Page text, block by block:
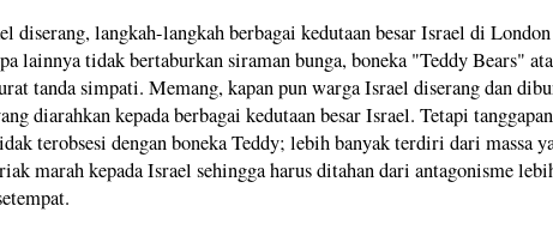
diserang, langkah-langkah berbagai kedutaan besar Israel di
lainnya tidak bertaburkan siraman bunga, boneka "Teddy Bears"
tanda simpati. Memang, kapan pun warga Israel diserang dan
diarahkan kepada berbagai kedutaan besar Israel. Tetapi
terobsesi dengan boneka Teddy; lebih banyak terdiri dari massa
marah kepada Israel sehingga harus ditahan dari antagonisme